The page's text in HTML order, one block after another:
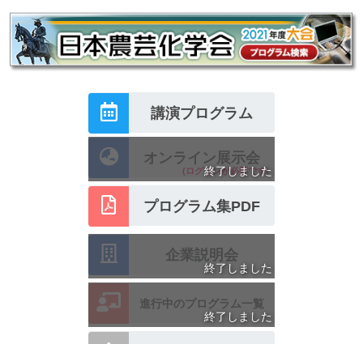
講演プログラム
オンライン展示会
(ログインが必要です)
終了しました
プログラム集PDF
企業説明会
終了しました
進行中のプログラム一覧
終了しました